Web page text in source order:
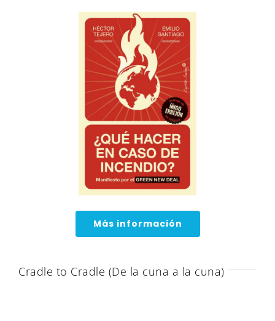
Más información
Cradle to Cradle (De la cuna a la cuna)